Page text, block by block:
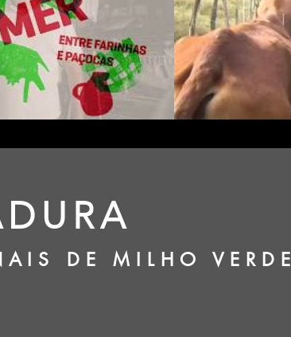
DE MILHO VERDE